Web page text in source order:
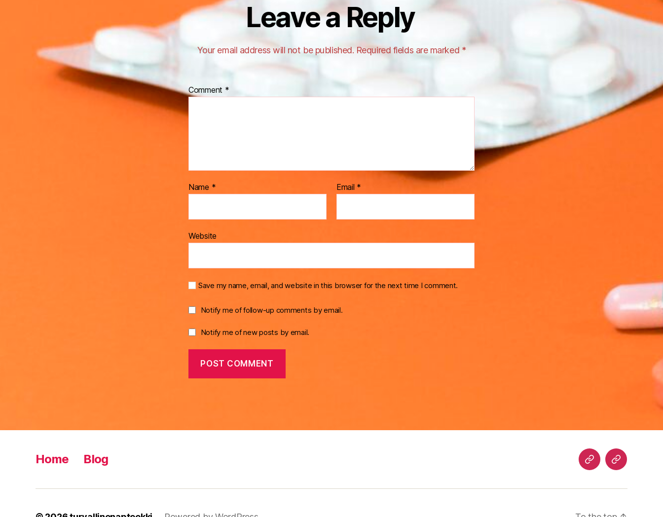
Leave a Reply
Your email address will not be published. Required fields are marked *
Comment *
Name * Email *
Website
Save my name, email, and website in this browser for the next time I comment.
Notify me of follow-up comments by email.
Notify me of new posts by email.
Home Blog Home Blog